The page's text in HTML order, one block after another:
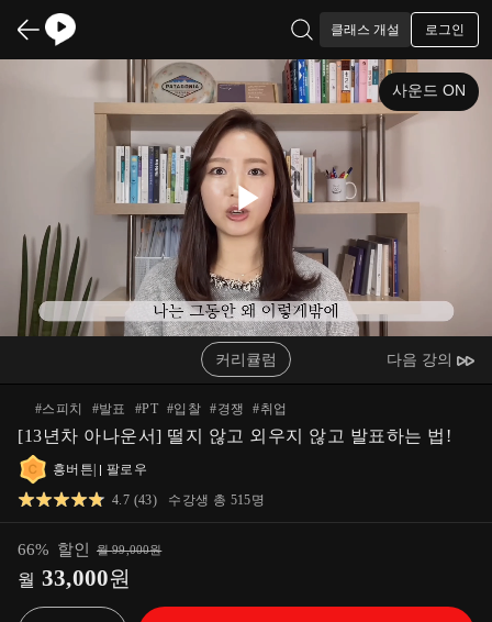
클래스 개설 로그인
Play
Video
사운드 ON
커리큘럼 다음 강의
#스피치 #발표 #PT #입찰 #경쟁 #취업
[13년차 아나운서] 떨지 않고 외우지 않고 발표하는 법!
흥버튼
팔로우
4.7 (43) 수강생 총 515명
66% 할인 월99,000원
월 33,000원